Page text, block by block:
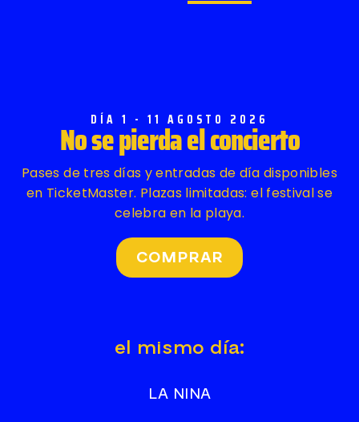
DÍA 1 - 11 AGOSTO 2026
No se pierda el concierto
Pases de tres días y entradas de día disponibles
en TicketMaster. Plazas limitadas: el festival se
celebra en la playa.
COMPRAR
el mismo día:
LA NINA